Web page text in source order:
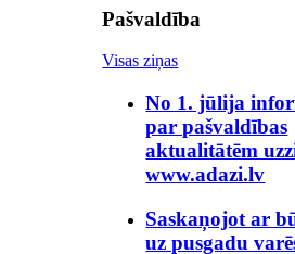
Pašvaldība
Visas ziņas
No 1. jūlija
par pašvaldības
aktualitātēm
www.adazi.lv
Saskaņojot ar
uz pusgadu